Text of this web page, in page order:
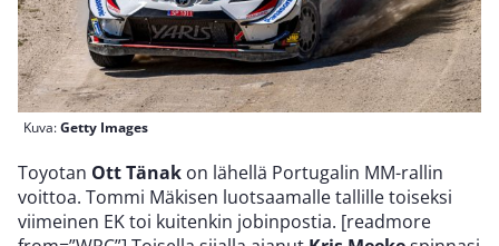
Kuva:Getty Images
Toyotan Ott Tänak on lähellä Portugalin MM-rallin
voittoa. Tommi Mäkisen luotsaamalle tallille toiseksi
viimeinen EK toi kuitenkin jobinpostia. [readmore